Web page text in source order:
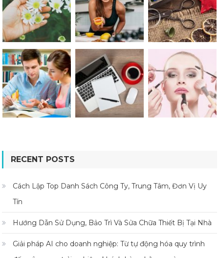
RECENT POSTS
Cách Lập Top Danh Sách Công Ty, Trung Tâm, Đơn Vị Uy
Tín
Hướng Dẫn Sử Dụng, Bảo Trì Và Sửa Chữa Thiết Bị Tại Nhà
Giải pháp AI cho doanh nghiệp: Từ tự động hóa quy trình